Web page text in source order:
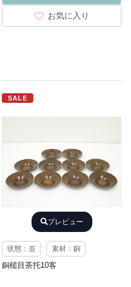
お気に入り
SALE
プレビュー
状態：並 素材：銅
銅槌目茶托10客